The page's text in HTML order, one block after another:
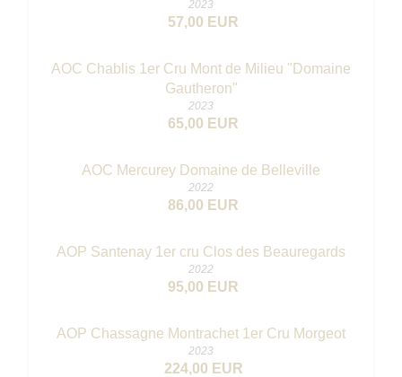
2023
57,00 EUR
AOC Chablis 1er Cru Mont de Milieu "Domaine
Gautheron"
2023
65,00 EUR
AOC Mercurey Domaine de Belleville
2022
86,00 EUR
AOP Santenay 1er cru Clos des Beauregards
2022
95,00 EUR
AOP Chassagne Montrachet 1er Cru Morgeot
2023
224,00 EUR